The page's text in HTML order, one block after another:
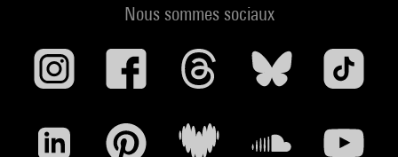
Nous sommes sociaux